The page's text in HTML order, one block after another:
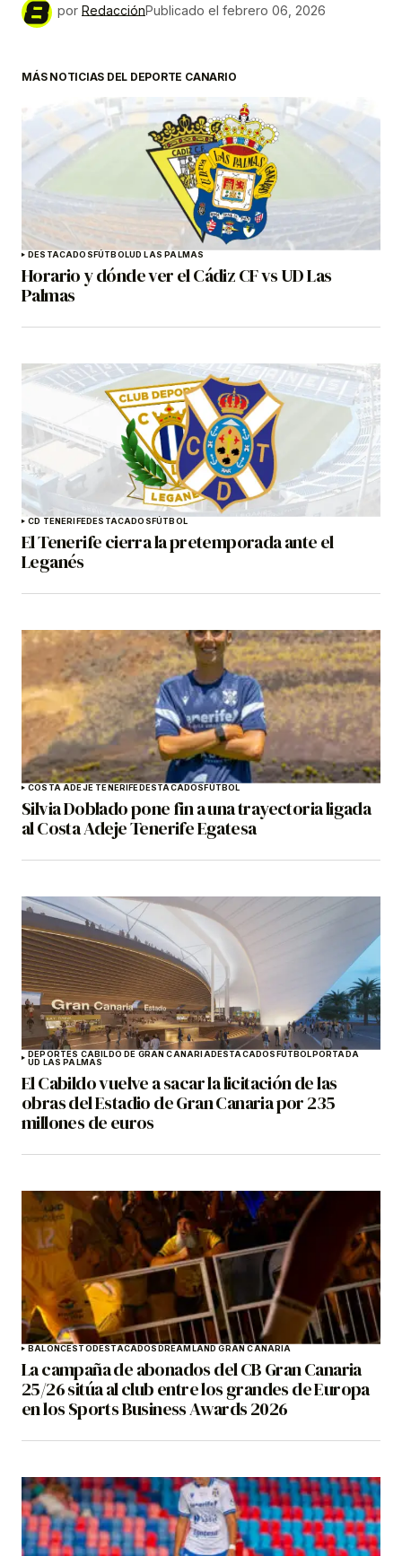
por RedacciónPublicado el febrero 06, 2026
MÁS NOTICIAS DEL DEPORTE CANARIO
DESTACADOSFÚTBOLUD LAS PALMAS
Horario y dónde ver el Cádiz CF vs UD Las
Palmas
CD TENERIFEDESTACADOSFÚTBOL
El Tenerife cierra la pretemporada ante el
Leganés
COSTA ADEJE TENERIFEDESTACADOSFÚTBOL
Silvia Doblado pone fin a una trayectoria ligada
al Costa Adeje Tenerife Egatesa
DEPORTES CABILDO DE GRAN CANARIADESTACADOSFÚTBOLPORTADA
UD LAS PALMAS
El Cabildo vuelve a sacar la licitación de las
obras del Estadio de Gran Canaria por 235
millones de euros
BALONCESTODESTACADOSDREAMLAND GRAN CANARIA
La campaña de abonados del CB Gran Canaria
25/26 sitúa al club entre los grandes de Europa
en los Sports Business Awards 2026